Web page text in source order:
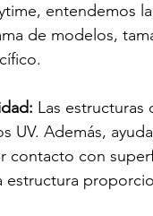
entendemos
de modelos,
Las estructuras
UV. Además,
contacto con
estructura